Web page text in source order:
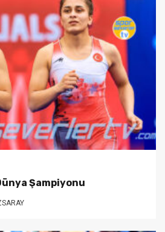
Şampiyonu